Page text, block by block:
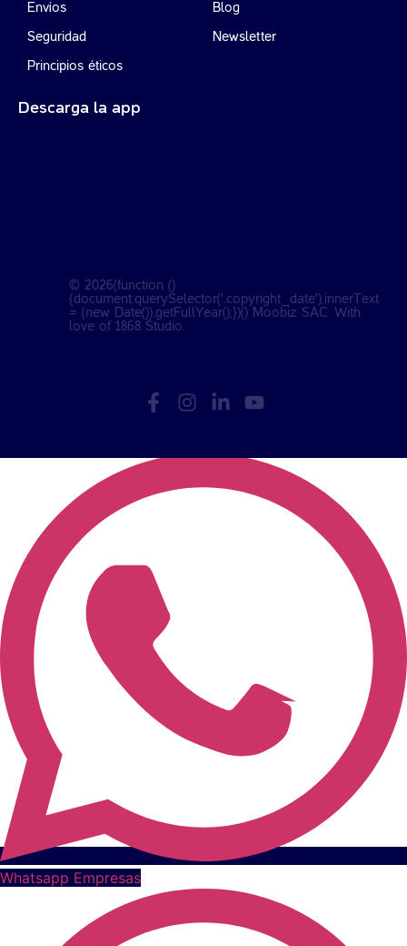
Envíos
Seguridad
Principios éticos
Blog
Newsletter
Descarga la app
© 2026(function ()
{document.querySelector('.copyright_date').innerText
= (new Date()).getFullYear();})() Moobiz SAC. With
love of1868 Studio
Whatsapp Empresas